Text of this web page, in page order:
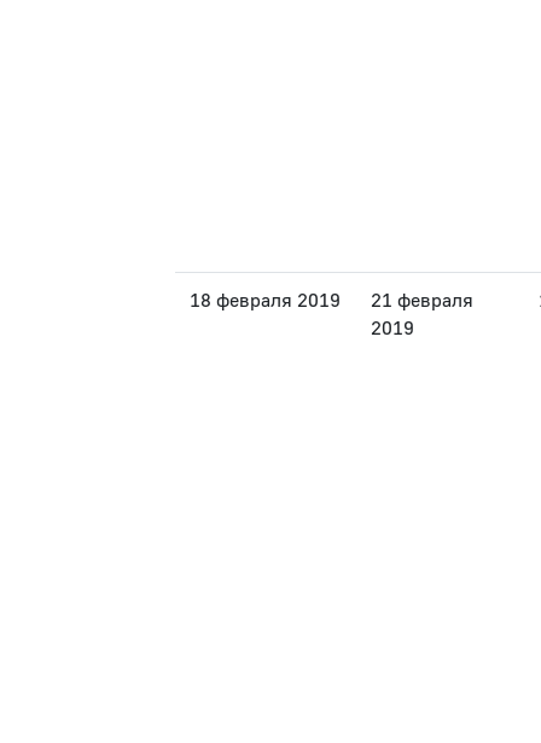
18 февраля 2019
21 февраля
2019